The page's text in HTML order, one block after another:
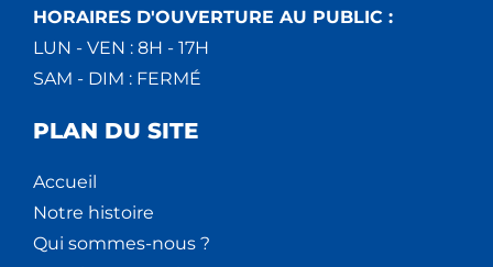
HORAIRES D'OUVERTURE AU PUBLIC :
LUN - VEN : 8H - 17H
SAM - DIM : FERMÉ
PLAN DU SITE
Accueil
Notre histoire
Qui sommes-nous ?